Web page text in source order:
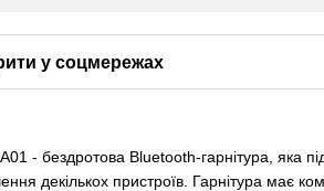
у соцмережах
- бездротова Bluetooth-гарнітура, яка
декількох пристроїв. Гарнітура має